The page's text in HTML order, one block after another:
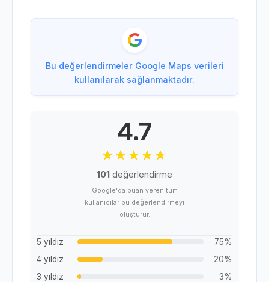
Bu değerlendirmeler Google Maps verileri
kullanılarak sağlanmaktadır.
4.7
101 değerlendirme
Google'da puan veren tüm
kullanıcılar bu değerlendirmeyi
oluşturur.
5 yıldız
75%
4 yıldız
20%
3 yıldız
3%